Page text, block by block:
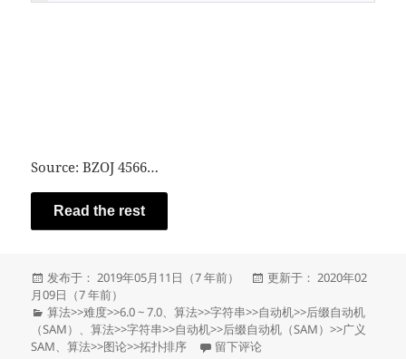
Source: BZOJ 4566…
Read the rest
发
布
于
发布于： 2019年05月11日（7 年前）
发
于
更新于： 2020年02
月09日（7 年前）
分
类
算法>>难度>>6.0 ~ 7.0、算法>>字符串>>自动机>>后缀自动机
（SAM） 、算法>>字符串>>自动机>>后缀自动机（SAM）>>广义
SAM、算法>>图论>>拓扑排序 于YZOJ P3939 [HAOI2016]找相同字
留下评论